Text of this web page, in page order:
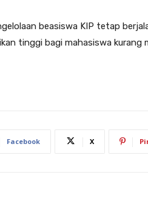
beasiswa KIP tetap
tinggi bagi mahasiswa kurang
Facebook X